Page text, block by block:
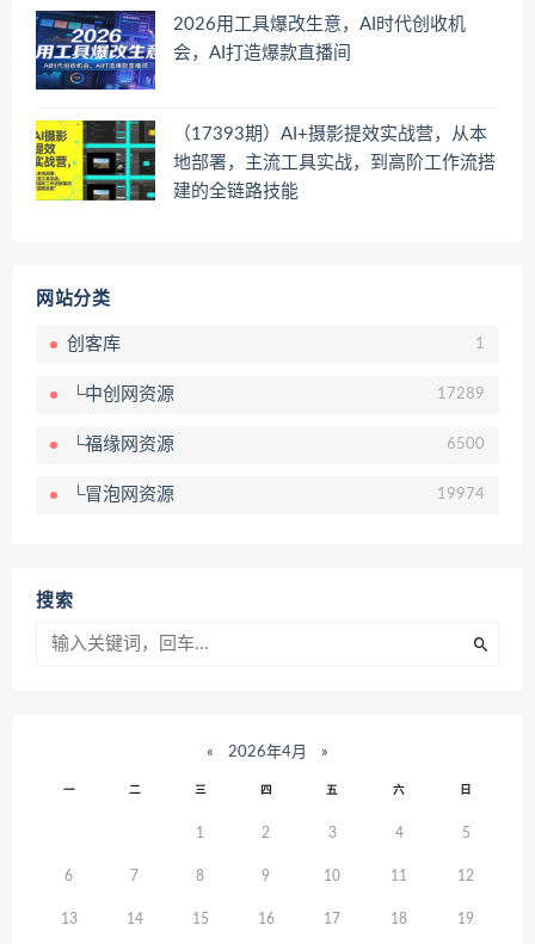
2026用工具爆改生意，AI时代创收机
会，AI打造爆款直播间
（17393期）AI+摄影提效实战营，从本
地部署，主流工具实战，到高阶工作流搭
建的全链路技能
网站分类
创客库 1
└中创网资源 17289
└福缘网资源 6500
└冒泡网资源 19974
搜索
« 2026年4月 »
一 二 三 四 五 六 日
1 2 3 4 5
6 7 8 9 10 11 12
13 14 15 16 17 18 19